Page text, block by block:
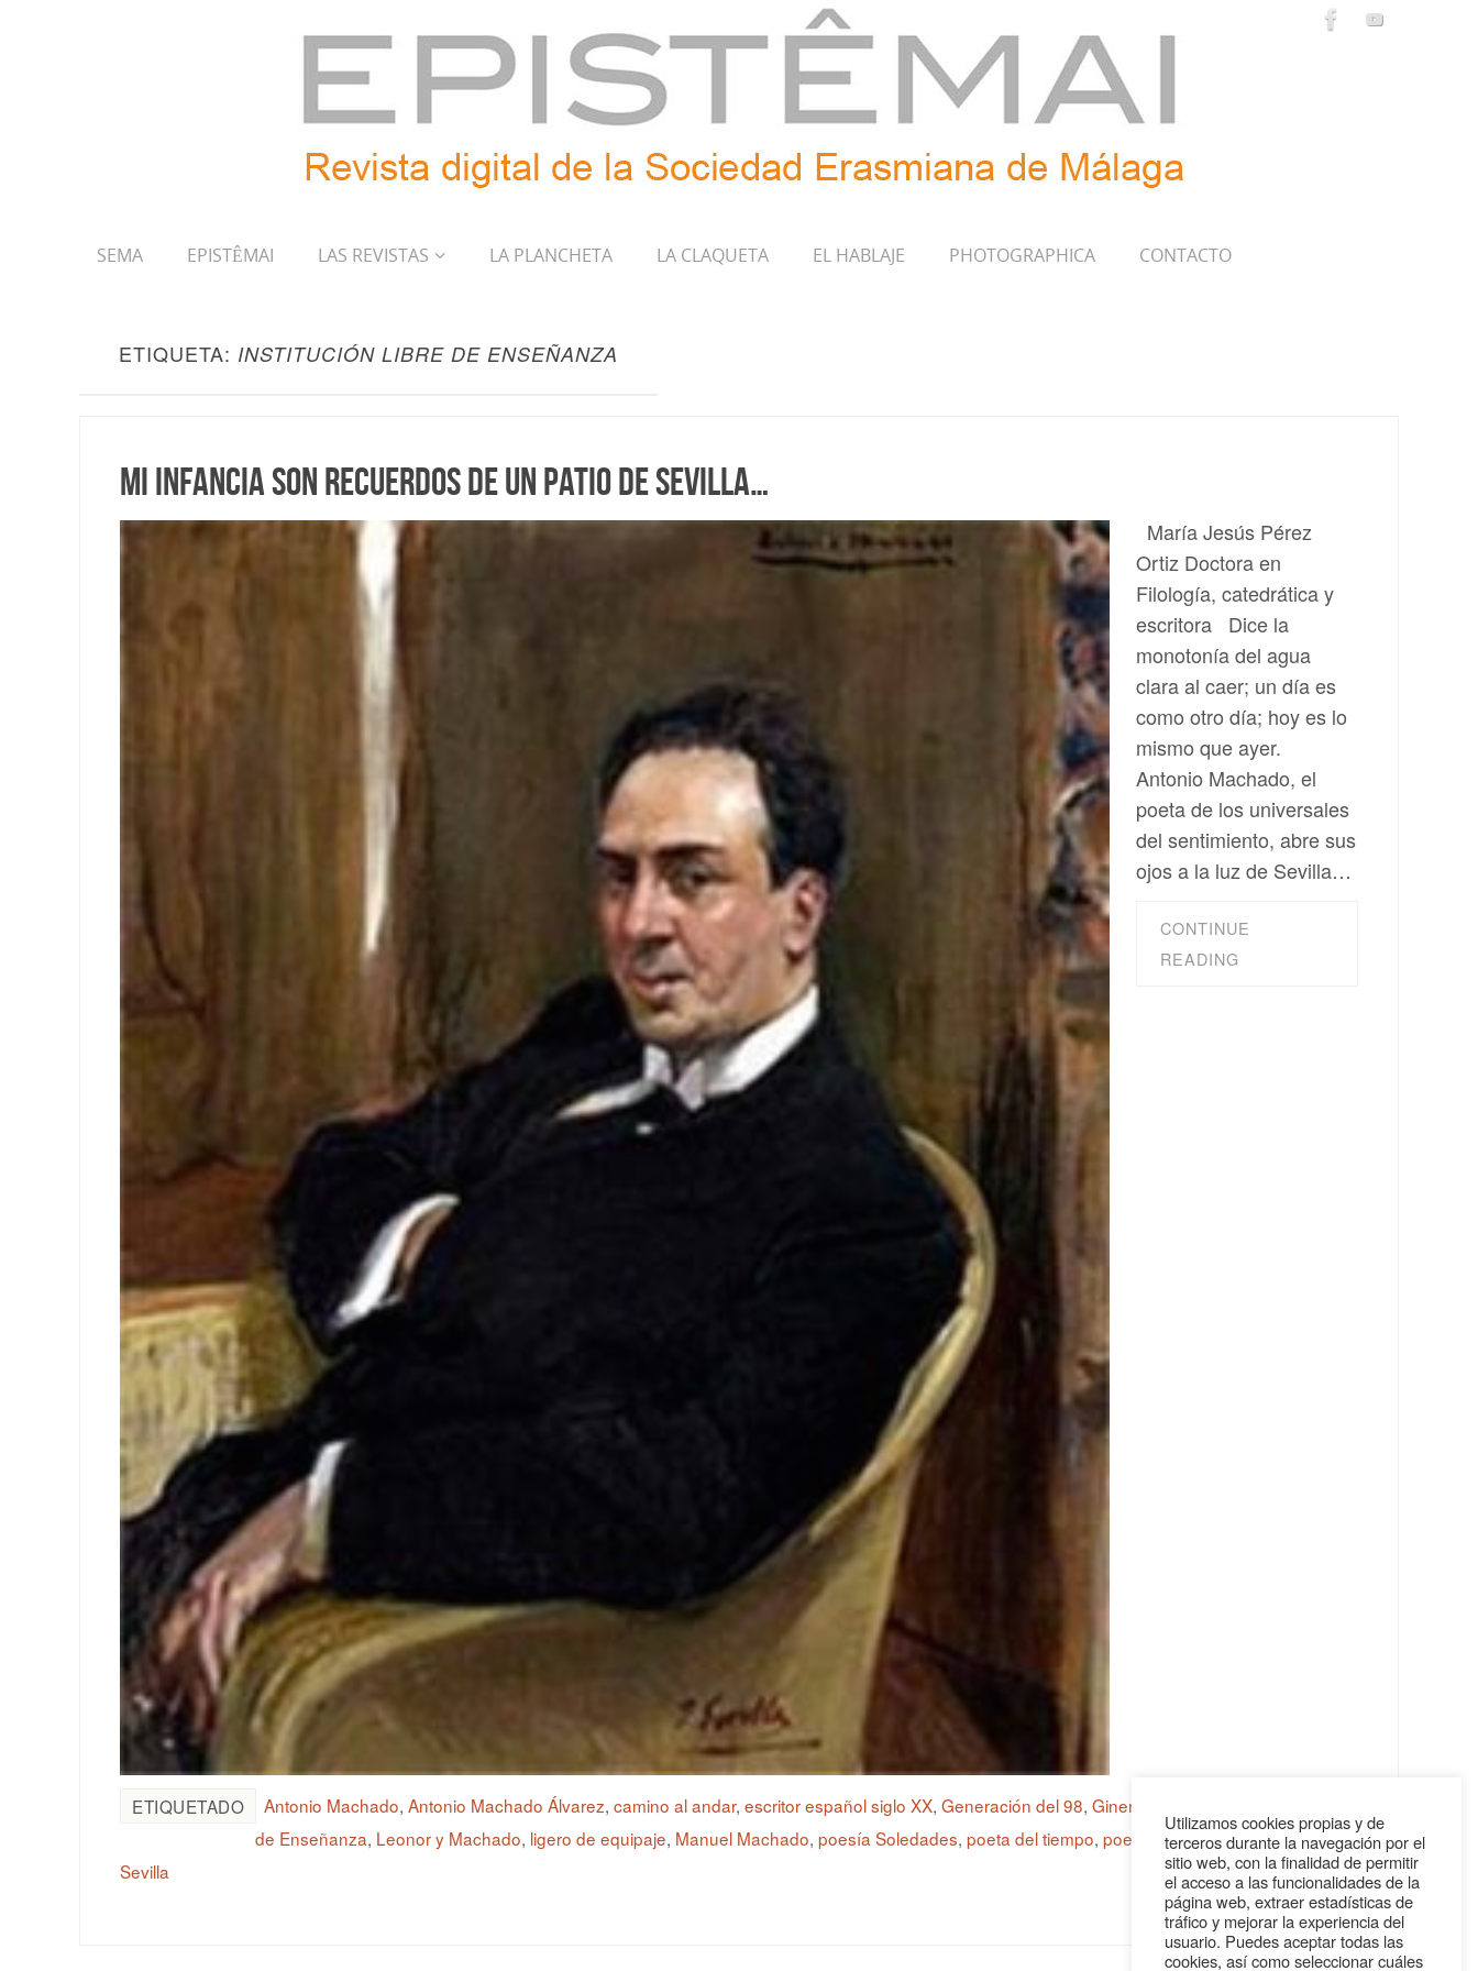
SEMA EPISTÊMAI LAS REVISTAS LA PLANCHETA LA CLAQUETA EL HABLAJE PHOTOGRAPHICA CONTACTO
ETIQUETA: INSTITUCIÓN LIBRE DE ENSEÑANZA
Mi infancia son recuerdos de un patio de Sevilla…
María Jesús Pérez
Ortiz Doctora en
Filología, catedrática y
escritora Dice la
monotonía del agua
clara al caer; un día es
como otro día; hoy es lo
mismo que ayer.
Antonio Machado, el
poeta de los universales
del sentimiento, abre sus
ojos a la luz de Sevilla…
CONTINUE
READING
ETIQUETADO Antonio Machado, Antonio Machado Álvarez, camino al andar, escritor español siglo XX, Generación del 98, Giner de los Ríos
de Enseñanza, Leonor y Machado, ligero de equipaje, Manuel Machado, poesía Soledades, poeta del tiempo, poeta español,un patio de
Sevilla
Utilizamos cookies propias y de
terceros durante la navegación por el
sitio web, con la finalidad de permitir
el acceso a las funcionalidades de la
página web, extraer estadísticas de
tráfico y mejorar la experiencia del
usuario. Puedes aceptar todas las
cookies, así como seleccionar cuáles